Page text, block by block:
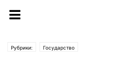
Рубрики: Государство